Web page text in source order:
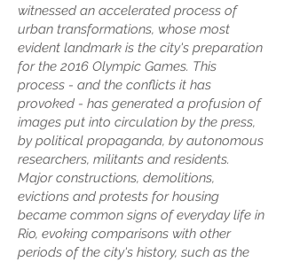
witnessed an accelerated process of
urban transformations, whose most
evident landmark is the city's preparation
for the 2016 Olympic Games. This
process - and the conflicts it has
provoked - has generated a profusion of
images put into circulation by the press,
by political propaganda, by autonomous
researchers, militants and residents.
Major constructions, demolitions,
evictions and protests for housing
became common signs of everyday life in
Rio, evoking comparisons with other
periods of the city's history, such as the